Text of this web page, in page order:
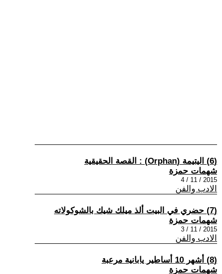
(6) اليتيمة (Orphan) : القصة الحقيقية
شهمات حمزة
2015 / 11 / 4
الادب والفن
(7) حضري في البيت ألذ ميلك شيك بالشوكولاته
شهمات حمزة
2015 / 11 / 3
الادب والفن
(8) أشهر 10 أساطير يابانية مرعبة
شهمات حمزة